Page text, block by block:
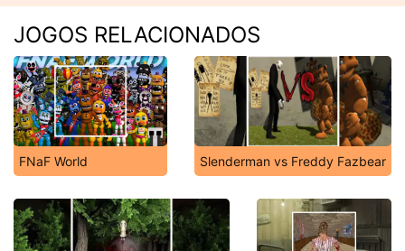
JOGOS RELACIONADOS
FNaF World Slenderman vs Freddy Fazbear